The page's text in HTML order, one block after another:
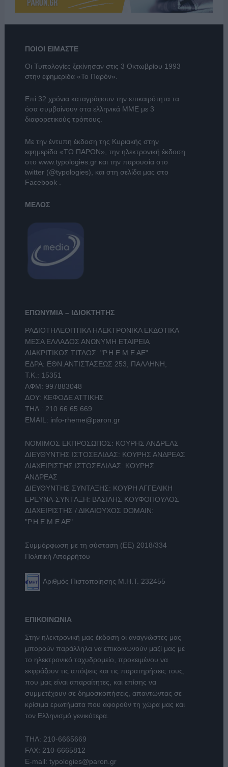
ΠΟΙΟΙ ΕΙΜΑΣΤΕ
Οι Τυπολογίες ξεκίνησαν στις 3 Οκτωβρίου 1993
στην εφημερίδα «Το Παρόν».
Επί 32 χρόνια καταγράφουν την επικαιρότητα τα
όσα συμβαίνουν στα ελληνικά ΜΜΕ με 3
διαφορετικούς τρόπους.
Με την έντυπη έκδοση της Κυριακής στην
εφημερίδα «ΤΟ ΠΑΡΟΝ», την ηλεκτρονική έκδοση
στο www.typologies.grκαι την παρουσία στο
twitter (@typologies), και στη σελίδα μας στο
Facebook .
ΜΕΛΟΣ
ΕΠΩΝΥΜΙΑ – ΙΔΙΟΚΤΗΤΗΣ
ΡΑΔΙΟΤΗΛΕΟΠΤΙΚΑ ΗΛΕΚΤΡΟΝΙΚΑ ΕΚΔΟΤΙΚΑ
ΜΕΣΑ ΕΛΛΑΔΟΣ ΑΝΩΝΥΜΗ ΕΤΑΙΡΕΙΑ
ΔΙΑΚΡΙΤΙΚΟΣ ΤΙΤΛΟΣ: "Ρ.Η.Ε.Μ.Ε ΑΕ"
ΕΔΡΑ: ΕΘΝ.ΑΝΤΙΣΤΑΣΕΩΣ 253, ΠΑΛΛΗΝΗ,
Τ.Κ.: 15351
ΑΦΜ: 997883048
ΔΟΥ: ΚΕΦΟΔΕ ΑΤΤΙΚΗΣ
ΤΗΛ.: 210 66.65.669
EMAIL: info-rheme@paron.gr
ΝΟΜΙΜΟΣ ΕΚΠΡΟΣΩΠΟΣ: ΚΟΥΡΗΣ ΑΝΔΡΕΑΣ
ΔΙΕΥΘΥΝΤΗΣ ΙΣΤΟΣΕΛΙΔΑΣ: ΚΟΥΡΗΣ ΑΝΔΡΕΑΣ
ΔΙΑΧΕΙΡΙΣΤΗΣ ΙΣΤΟΣΕΛΙΔΑΣ: ΚΟΥΡΗΣ
ΑΝΔΡΕΑΣ
ΔΙΕΥΘΥΝΤΗΣ ΣΥΝΤΑΞΗΣ: ΚΟΥΡΗ ΑΓΓΕΛΙΚΗ
ΕΡΕΥΝΑ-ΣΥΝΤΑΞΗ: ΒΑΣΙΛΗΣ ΚΟΥΦΟΠΟΥΛΟΣ
ΔΙΑΧΕΙΡΙΣΤΗΣ / ΔΙΚΑΙΟΥΧΟΣ DOMAIN:
"Ρ.Η.Ε.Μ.Ε ΑΕ"
Συμμόρφωση με τη σύσταση (ΕΕ) 2018/334
Πολιτική Απορρήτου
Αριθμός Πιστοποίησης Μ.Η.Τ. 232455
ΕΠΙΚΟΙΝΩΝΙΑ
Στην ηλεκτρονική μας έκδοση οι αναγνώστες μας
μπορούν παράλληλα να επικοινωνούν μαζί μας με
το ηλεκτρονικό ταχυδρομείο, προκειμένου να
εκφράζουν τις απόψεις και τις παρατηρήσεις τους,
που μας είναι απαραίτητες, και επίσης να
συμμετέχουν σε δημοσκοπήσεις, απαντώντας σε
κρίσιμα ερωτήματα που αφορούν τη χώρα μας και
τον Ελληνισμό γενικότερα.
ΤΗΛ: 210-6665669
FAX: 210-6665812
E-mail: typologies@paron.gr